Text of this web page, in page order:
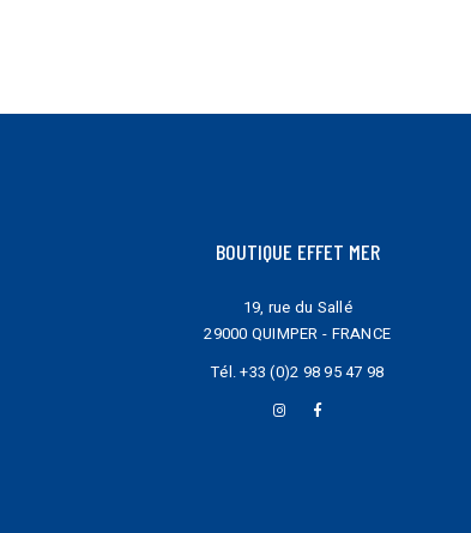
BOUTIQUE EFFET MER
19, rue du Sallé
29000 QUIMPER - FRANCE
Tél.+33 (0)2 98 95 47 98